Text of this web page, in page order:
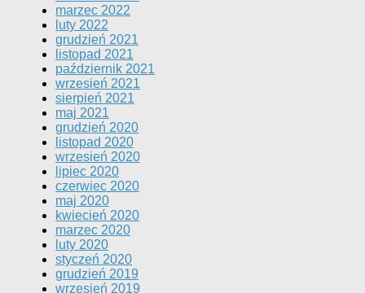
marzec 2022
luty 2022
grudzień 2021
listopad 2021
październik 2021
wrzesień 2021
sierpień 2021
maj 2021
grudzień 2020
listopad 2020
wrzesień 2020
lipiec 2020
czerwiec 2020
maj 2020
kwiecień 2020
marzec 2020
luty 2020
styczeń 2020
grudzień 2019
wrzesień 2019